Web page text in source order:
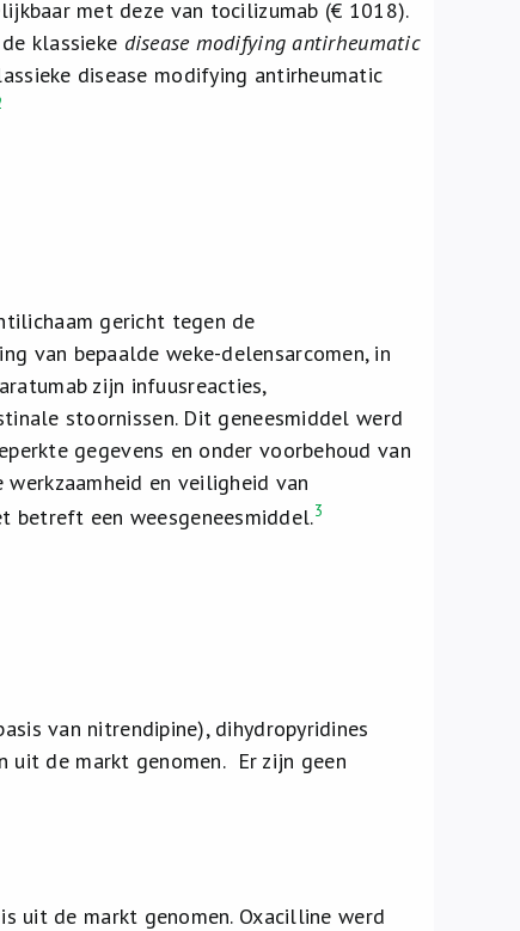
met deze van tocilizumab (€ 1018).
klassieke disease modifying antirheumatic
disease modifying antirheumatic
gericht tegen de
van bepaalde weke-delensarcomen, in
zijn infuusreacties,
stoornissen. Dit geneesmiddel werd
gegevens en onder voorbehoud van
en veiligheid van
betreft een weesgeneesmiddel.3
van nitrendipine), dihydropyridines
uit de markt genomen. Er zijn geen
uit de markt genomen. Oxacilline werd